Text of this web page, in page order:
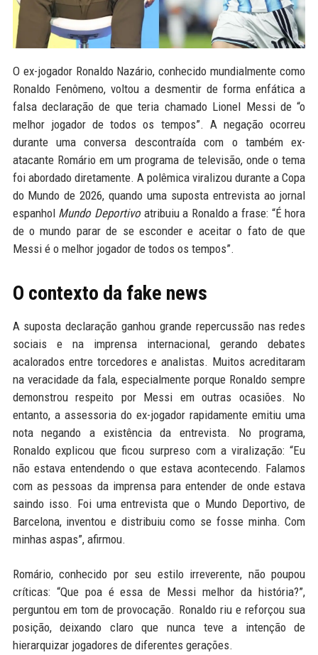
O ex-jogador Ronaldo Nazário, conhecido mundialmente como
Ronaldo Fenômeno, voltou a desmentir de forma enfática a
falsa declaração de que teria chamado Lionel Messi de “o
melhor jogador de todos os tempos”. A negação ocorreu
durante uma conversa descontraída com o também ex-
atacante Romário em um programa de televisão, onde o tema
foi abordado diretamente. A polêmica viralizou durante a Copa
do Mundo de 2026, quando uma suposta entrevista ao jornal
espanhol Mundo Deportivoatribuiu a Ronaldo a frase: “É hora
de o mundo parar de se esconder e aceitar o fato de que
Messi é o melhor jogador de todos os tempos”.
O contexto da fake news
A suposta declaração ganhou grande repercussão nas redes
sociais e na imprensa internacional, gerando debates
acalorados entre torcedores e analistas. Muitos acreditaram
na veracidade da fala, especialmente porque Ronaldo sempre
demonstrou respeito por Messi em outras ocasiões. No
entanto, a assessoria do ex-jogador rapidamente emitiu uma
nota negando a existência da entrevista. No programa,
Ronaldo explicou que ficou surpreso com a viralização: “Eu
não estava entendendo o que estava acontecendo. Falamos
com as pessoas da imprensa para entender de onde estava
saindo isso. Foi uma entrevista que o Mundo Deportivo, de
Barcelona, inventou e distribuiu como se fosse minha. Com
minhas aspas”, afirmou.
Romário, conhecido por seu estilo irreverente, não poupou
críticas: “Que poa é essa de Messi melhor da história?”,
perguntou em tom de provocação. Ronaldo riu e reforçou sua
posição, deixando claro que nunca teve a intenção de
hierarquizar jogadores de diferentes gerações.